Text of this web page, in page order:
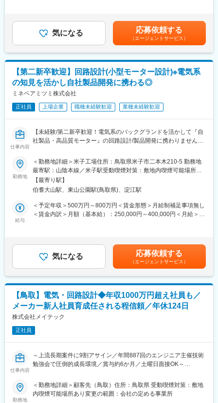
務）をマッチングさせて頂きます。
詳細については面接等の選考を通じてお伝えしていきます。尚、
ご経験に応じて幅広い部門で選考させて頂きます。
・小型モータ、各種アクチュエータ、センサー等活用し、次世代
FA・ロボティクスや車載、医療、住設など新製品の開発
・EV急速充電器や太陽光発電などのパワコンなどに搭載されるハ
イパワー電源ユニットの構想設計から量産設計
・自律移動型ロボットの設計開発業務 など
◆米子工場について:
同社の注力事業であるDCモーター事業のHQとなります。家電、
複合機向け等のお客様を中心に、直近では車載系のお客様からも
引き合いを多数いただき、事業を強化しております。鳥取県米子
施設、商業施設等も整っていること、首都圏と比較しても家賃も
低価格で、山陰髄一の商業都市として、快適な環境で過ごすこと
が可能です。Uターンにて就業される方も多数いらっしゃいま
す。
◆ミネベアミツミの魅力：
・多角化経営×事業の安定性：売上高1.5兆円規模。14期連続で過
単なる「総合」ではなく、「相い合わせる」ことを重視し、自社
保有技術を融合・活用して製品を新たに創出・進化。世界最小・
最薄を可能にする技術力を保有。
・福利厚生面も充実：家族手当（家族構成により5千円～3.5万
円）や退職金制度など
月)賃金はあくまでも目安の金額であり、選考を通じて上下する可
能性があります。月給(月額)は固定手当を含めた表記です。
気になる 応募依頼する
（エージェントサービス）
【第二新卒歓迎】回路設計(小型モーター設計)※電気系
の知見を活かし自社製品開発に携わる◎
ミネベアミツミ株式会社
正社員 上場企業 職種未経験歓迎 業種未経験歓迎
仕事内容
【未経験/第二新卒歓迎！電気系のバックグランドを活かして『自
社製品・高品質モーター』の回路設計/製品開発に携わりません
さい】
～東証プライム上場／ミニチュアボールベアリングの他にもLED
バックライトや航空機部品、HDD用部品でも世界シェアNo.1/世界
27ヶ国83製造拠点、80営業拠点を展開、海外売上高比率は約
64%、海外生産比率は約93％を誇る～
■職務概要：
で、ご安心ください。
（1）製品の企画/仕様の検討
（2）駆動回路を含むDCモーターの設計
（5）改善提案 他
【DCモーターとは】
モーターの1種で、主に高精度・高応答性を要求される機械、小
型・省エネを求められる装置をはじめ幅広い用途に使われていま
す。
■応募すべき魅力:
【未経験/第二新卒から開発に携われること】
今回、人柄や意欲を重視しており、長く活躍いただける方を希望
しているためです。その中で、現在のメンバーによるOJT体制も
【抜群の安定性/将来性があること】
同社は売上高1兆円規模企業であり、10年前と比較して4倍程度の
勤務地
＜勤務地詳細＞米子工場住所：鳥取県米子市二本木210-5 勤務地
最寄駅：山陰本線／米子駅受動喫煙対策：敷地内喫煙可能場所あ
り変更の範囲：会社の定める事業所（リモートワーク含む）
【最寄り駅】
伯耆大山駅、東山公園駅(鳥取県)、淀江駅
給与
＜予定年収＞500万円～800万円＜賃金形態＞月給制補足事項無し
＜賃金内訳＞月額（基本給）：250,000円～400,000円＜月給＞
回（6月、12月）※直近実績計7ヶ月分以上（業績連動方式）賃金
はあくまでも目安の金額であり、選考を通じて上下する可能性が
あります。月給(月額)は固定手当を含めた表記です。
気になる 応募依頼する
（エージェントサービス）
【鳥取】電気・回路設計◆年収1000万円超え社員も／
メーカー新人社員育成任される程信頼／年休124日
株式会社メイテック
正社員
仕事内容
～上流長期案件に9割アサイン／年間887回のエンジニア主催技術
勉強会で圧倒的成長環境／賞与約6か月／土曜日面接OK～
■業務内容：
設計（構想設計、マイコン回路、無線回路、電源回路、LSI、レイ
勤務地
＜勤務地詳細＞顧客先（鳥取）住所：鳥取県 受動喫煙対策：敷地
内喫煙可能場所あり変更の範囲：会社の定める事業所